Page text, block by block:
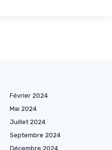
Février 2024
Mai 2024
Juillet 2024
Septembre 2024
Décembre 2024